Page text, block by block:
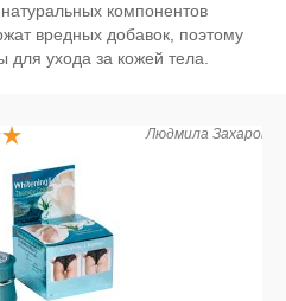
компонентов
вредных добавок, поэтому
ухода за кожей тела.
Людмила Захарова